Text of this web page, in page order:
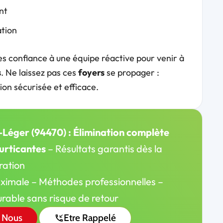
confiance à une équipe réactive pour venir à
. Ne laissez pas ces foyersse propager :
sécurisée et efficace.
(94470) : Élimination complète
– Résultats garantis dès la
– Méthodes professionnelles –
sans risque de retour
Etre Rappelé